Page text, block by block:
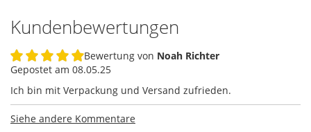
Kundenbewertungen
100%
Bewertung von Noah Richter
Gepostet am 08.05.25
Ich bin mit Verpackung und Versand zufrieden.
Siehe andere Kommentare